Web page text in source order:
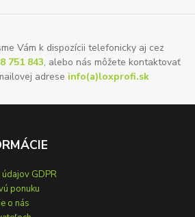
Vám k dispozícii telefonicky aj cez
751 843, alebo nás môžete kontaktovať
adrese info(a)loxprofi.sk
GDPR
ponuku
o nás